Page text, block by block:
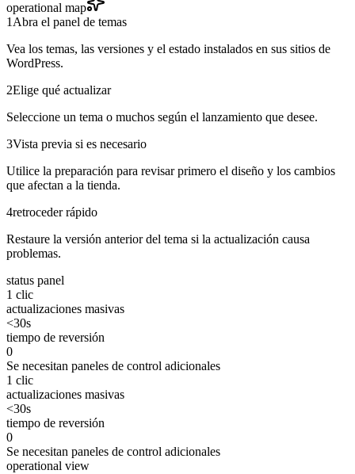
operational map
1 Abra el panel de temas
Vea los temas, las versiones y el estado instalados en sus sitios de
WordPress.
2Elige qué actualizar
Seleccione un tema o muchos según el lanzamiento que desee.
3Vista previa si es necesario
Utilice la preparación para revisar primero el diseño y los cambios
que afectan a la tienda.
4retroceder rápido
Restaure la versión anterior del tema si la actualización causa
problemas.
status panel
1 clic
actualizaciones masivas
<30s
tiempo de reversión
0
Se necesitan paneles de control adicionales
1 clic
actualizaciones masivas
<30s
tiempo de reversión
0
Se necesitan paneles de control adicionales
operational view